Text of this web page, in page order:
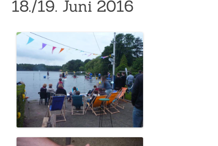
18./19. Juni 2016